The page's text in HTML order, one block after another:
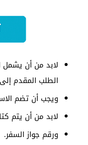
لابد من أن
الطلب المقدم
ويجب أن تضم
لابد من أن يتم
ورقم جواز السفر.